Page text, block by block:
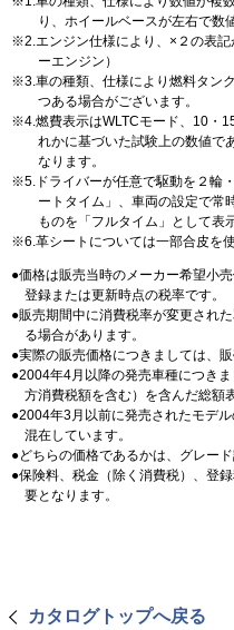
り、ホイールベースが左右で数
2.エンジン仕様により、×２の表
ーエンジン）
3.車の種類、仕様により燃料タン
つある場合がございます。
4.燃費表示はWLTCモード、10・
れかに基づいた試験上の数値で
なります。
5.ドライバーが任意で駆動を２輪
ートタイム」、車両の設定で常
ものを「フルタイム」として表
6.革シートについては一部合皮を
価格は販売当時のメーカー希望小
登録または更新時点の税率です。
販売期間中に消費税率が変更され
る場合があります。
実際の販売価格につきましては、
2004年4月以降の発売車種につき
方消費税額を含む）を含んだ総額
2004年3月以前に発売されたモデ
混在しています。
どちらの価格であるかは、グレー
保険料、税金（除く消費税）、登
要となります。
カタログトップへ戻る